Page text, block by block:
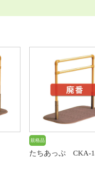
規格品
たちあっぷ CKA-